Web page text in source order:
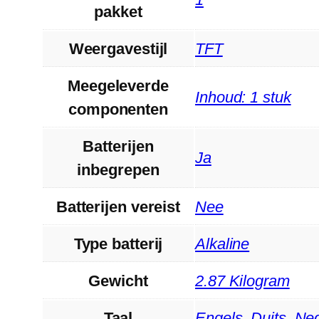
pakket
Weergavestijl ‎TFT
Meegeleverde
componenten
‎Inhoud: 1 stuk
Batterijen
inbegrepen
‎Ja
Batterijen vereist ‎Nee
Type batterij ‎Alkaline
Gewicht ‎2.87 Kilogram